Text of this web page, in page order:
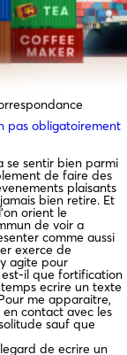
pas obligatoirement
se sentir bien parmi
de faire des
plaisants
bien retire. Et
orient le
de voir a
comme aussi
exerce de
agite pour
est-il que fortification
ecrire un texte
me apparaitre,
contact avec les
sauf que
de ecrire un